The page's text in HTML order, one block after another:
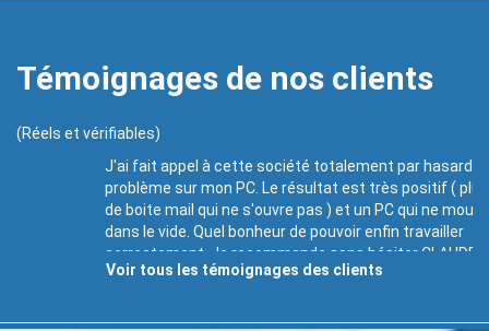
Témoignages de nos clients
(Réels et vérifiables)
J'ai fait appel à cette société totalement par hasard suite à un
problème sur mon PC. Le résultat est très positif ( plus de soucis
de boite mail qui ne s'ouvre pas ) et un PC qui ne mouline plus
dans le vide. Quel bonheur de pouvoir enfin travailler
correctement. Je recommande sans hésiter CLAUDE pour son
professionnalisme et sa disponibilité. Un grand MERCI !